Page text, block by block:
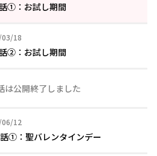
①：お試し期間
18
03月18日
②：お試し期間
は公開終了しました
12
06月12日
①：聖バレンタインデー